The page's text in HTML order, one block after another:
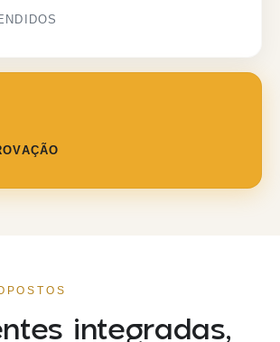
integradas,